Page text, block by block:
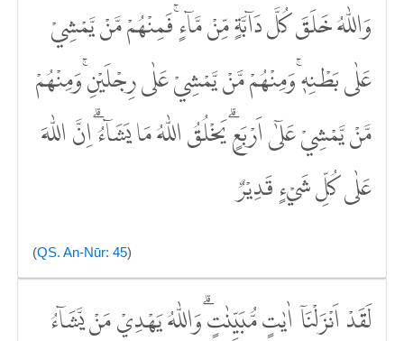
وَاللّٰهُ خَلَقَ كُلَّ دَاۤبَّةٍ مِّنْ مَّاۤءٍۚ فَمِنْهُمْ مَّنْ يَّمْشِيْ
عَلٰى بَطْنِهٖۚ وَمِنْهُمْ مَّنْ يَّمْشِيْ عَلٰى رِجْلَيْنِۚ وَمِنْهُمْ
مَّنْ يَّمْشِيْ عَلٰٓى اَرْبَعٍۗ يَخْلُقُ اللّٰهُ مَا يَشَاۤءُۗ اِنَّ اللّٰهَ
عَلٰى كُلِّ شَيْءٍ قَدِيْرٌ
(QS. An-Nūr: 45)
لَقَدْ اَنْزَلْنَآ اٰيٰتٍ مُّبَيِّنٰتٍۗ وَاللّٰهُ يَهْدِيْ مَنْ يَّشَاۤءُ